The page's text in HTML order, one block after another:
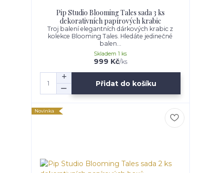
Pip Studio Blooming Tales sada 3 ks
dekorativních papírových krabic
Troj balení elegantních dárkových krabic z
kolekce Blooming Tales. Hledáte jedinečné
balen...
999 Kč/ks
Skladem 1 ks
Přidat do košíku
Novinka